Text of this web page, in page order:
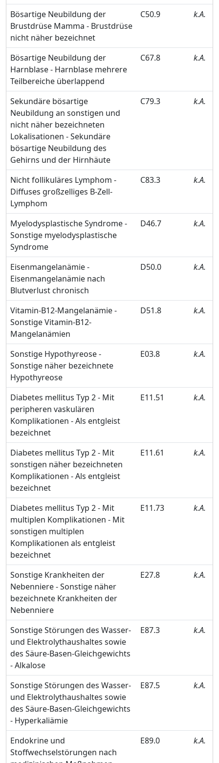
Bösartige Neubildung der
Brustdrüse Mamma - Brustdrüse
nicht näher bezeichnet
C50.9 k.A.
Bösartige Neubildung der
Harnblase - Harnblase mehrere
Teilbereiche überlappend
C67.8 k.A.
Sekundäre bösartige
Neubildung an sonstigen und
nicht näher bezeichneten
Lokalisationen - Sekundäre
bösartige Neubildung des
Gehirns und der Hirnhäute
C79.3 k.A.
Nicht follikuläres Lymphom -
Diffuses großzelliges B-Zell-
Lymphom
C83.3 k.A.
Myelodysplastische Syndrome -
Sonstige myelodysplastische
Syndrome
D46.7 k.A.
Eisenmangelanämie -
Eisenmangelanämie nach
Blutverlust chronisch
D50.0 k.A.
Vitamin-B12-Mangelanämie -
Sonstige Vitamin-B12-
Mangelanämien
D51.8 k.A.
Sonstige Hypothyreose -
Sonstige näher bezeichnete
Hypothyreose
E03.8 k.A.
Diabetes mellitus Typ 2 - Mit
peripheren vaskulären
Komplikationen - Als entgleist
bezeichnet
E11.51 k.A.
Diabetes mellitus Typ 2 - Mit
sonstigen näher bezeichneten
Komplikationen - Als entgleist
bezeichnet
E11.61 k.A.
Diabetes mellitus Typ 2 - Mit
multiplen Komplikationen - Mit
sonstigen multiplen
Komplikationen als entgleist
bezeichnet
E11.73 k.A.
Sonstige Krankheiten der
Nebenniere - Sonstige näher
bezeichnete Krankheiten der
Nebenniere
E27.8 k.A.
Sonstige Störungen des Wasser-
und Elektrolythaushaltes sowie
des Säure-Basen-Gleichgewichts
- Alkalose
E87.3 k.A.
Sonstige Störungen des Wasser-
und Elektrolythaushaltes sowie
des Säure-Basen-Gleichgewichts
- Hyperkaliämie
E87.5 k.A.
Endokrine und
Stoffwechselstörungen nach
E89.0 k.A.